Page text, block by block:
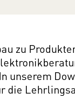
zu
unserem
die